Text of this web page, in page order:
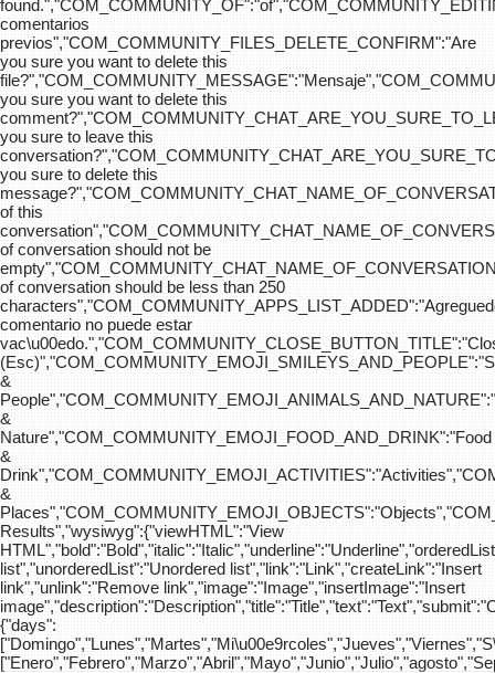
comentarios
previos","COM_COMMUNITY_FILES_DELETE_CONFIRM":"Are
you sure you want to delete this
you sure you want to delete this
you sure to leave this
you sure to delete this
of this
of conversation should not be
of conversation should be less than 250
comentario no puede estar
&
&
Nature","COM_COMMUNITY_EMOJI_FOOD_AND_DRINK":"Food
&
&
Results","wysiwyg":{"viewHTML":"View
list","unorderedList":"Unordered list","link":"Link","createLink":"Insert
link","unlink":"Remove link","image":"Image","insertImage":"Insert
{"days":